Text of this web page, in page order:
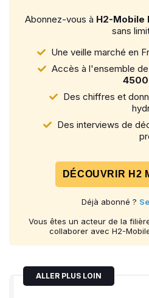
Abonnez-vous à H2-Mobile
sans
Une veille marché en
Accès à l'ensemble
Des chiffres et
Des interviews de
DÉCOUVRIR H2
Déjà abonné ?
Vous êtes un acteur de la
collaborer avec H2-
ALLER PLUS LOIN